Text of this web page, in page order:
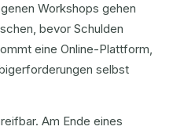
Workshops gehen
bevor Schulden
eine Online-Plattform,
selbst
Am Ende eines